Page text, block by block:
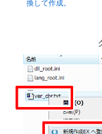
換して作成。